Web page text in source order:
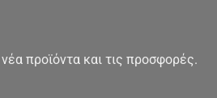
προϊόντα και τις προσφορές.